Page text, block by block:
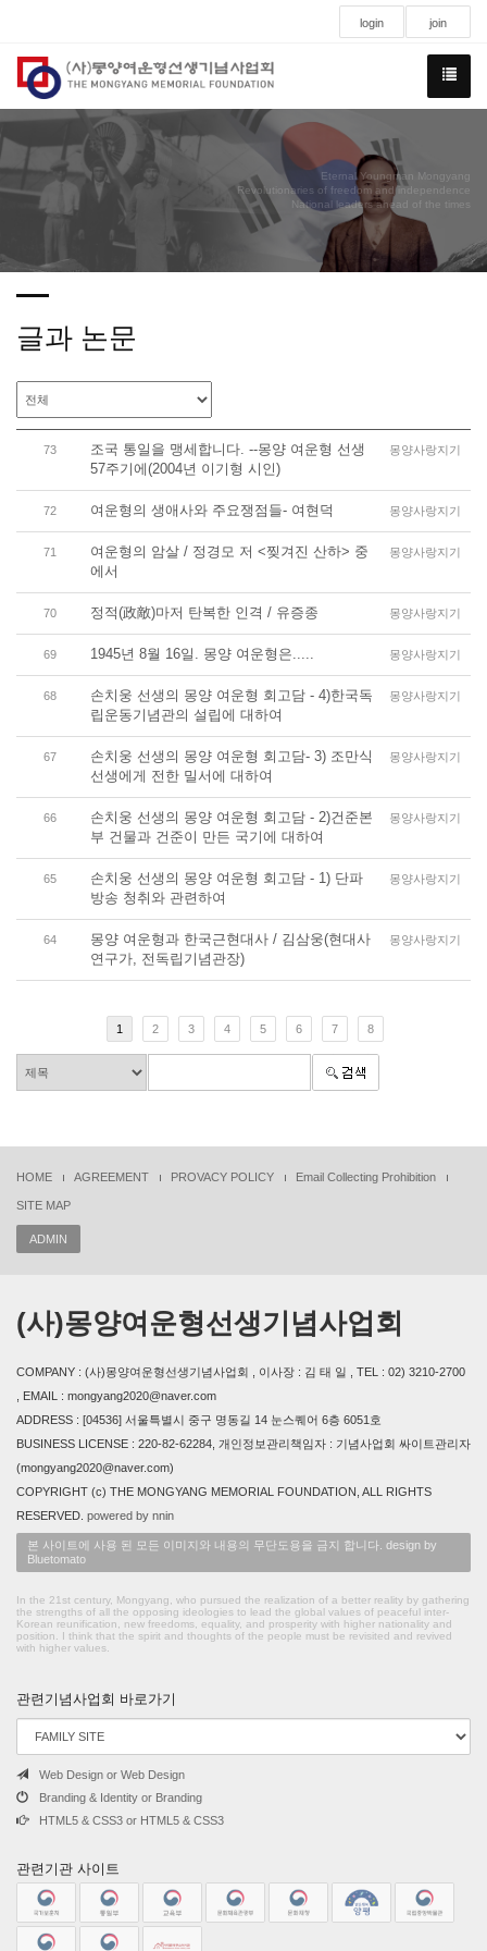
login join
Eternal Youngman Mongyang
Revolutionaries of freedom and independence
National leaders ahead of the times
글과 논문
73
조국 통일을 맹세합니다. --몽양 여운형 선생
57주기에(2004년 이기형 시인)
몽양사랑지기
72 여운형의 생애사와 주요쟁점들- 여현덕 몽양사랑지기
71
여운형의 암살 / 정경모 저 <찢겨진 산하> 중
에서
몽양사랑지기
70 정적(政敵)마저 탄복한 인격 / 유증종 몽양사랑지기
69 1945년 8월 16일. 몽양 여운형은..... 몽양사랑지기
68
손치웅 선생의 몽양 여운형 회고담 - 4)한국독
립운동기념관의 설립에 대하여
몽양사랑지기
67
손치웅 선생의 몽양 여운형 회고담- 3) 조만식
선생에게 전한 밀서에 대하여
몽양사랑지기
66
손치웅 선생의 몽양 여운형 회고담 - 2)건준본
부 건물과 건준이 만든 국기에 대하여
몽양사랑지기
65
손치웅 선생의 몽양 여운형 회고담 - 1) 단파
방송 청취와 관련하여
몽양사랑지기
64
몽양 여운형과 한국근현대사 / 김삼웅(현대사
연구가, 전독립기념관장)
몽양사랑지기
1 2 3 4 5 6 7 8
HOME AGREEMENT PROVACY POLICY Email Collecting Prohibition
SITE MAP
ADMIN
(사)몽양여운형선생기념사업회
COMPANY : (사)몽양여운형선생기념사업회 , 이사장 : 김 태 일 , TEL : 02) 3210-2700
, EMAIL : mongyang2020@naver.com
ADDRESS : [04536] 서울특별시 중구 명동길 14 눈스퀘어 6층 6051호
BUSINESS LICENSE : 220-82-62284, 개인정보관리책임자 : 기념사업회 싸이트관리자
(mongyang2020@naver.com)
COPYRIGHT (c) THE MONGYANG MEMORIAL FOUNDATION, ALL RIGHTS
RESERVED. powered by nnin
본 사이트에 사용 된 모든 이미지와 내용의 무단도용을 금지 합니다. design by
Bluetomato
In the 21st century, Mongyang, who pursued the realization of a better reality by gathering
the strengths of all the opposing ideologies to lead the global values of peaceful inter-
Korean reunification, new freedoms, equality, and prosperity with higher nationality and
position. I think that the spirit and thoughts of the people must be revisited and revived
with higher values.
관련기념사업회 바로가기
Web Design or Web Design
Branding & Identity or Branding
HTML5 & CSS3 or HTML5 & CSS3
관련기관 사이트